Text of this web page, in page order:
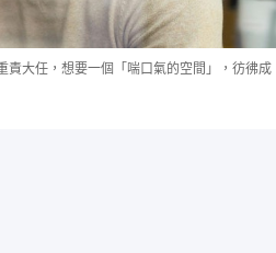
責大任，想要一個「喘口氣的空間」，彷彿成